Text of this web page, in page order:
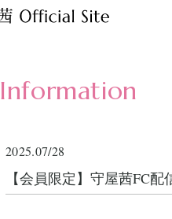
Information
2025.07/28
【会員限定】守屋茜FC